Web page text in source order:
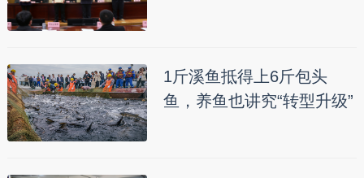
1斤溪鱼抵得上6斤包头
鱼，养鱼也讲究“转型升级”